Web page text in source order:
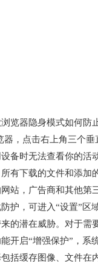
览器隐身模式如何防
器，点击右上角三个
备时无法查看你的活
有下载的文件和添加
站，广告商和其他第
护，可进入“设置”区
的潜在威胁。对于需
开启“增强保护”，系
括缓存图像、文件在